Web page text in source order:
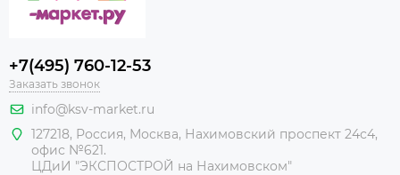
+7(495) 760-12-53
Заказать звонок
info@ksv-market.ru
127218, Россия, Москва, Нахимовский проспект 24с4,
офис №621.
ЦДиИ "ЭКСПОСТРОЙ на Нахимовском"